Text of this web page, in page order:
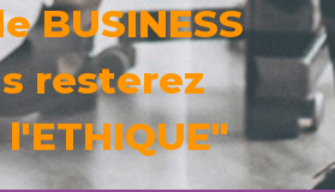
BUSINESS
resterez